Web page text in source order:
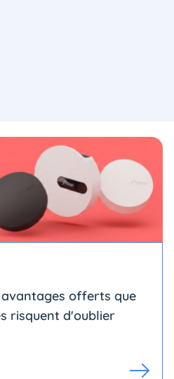
avantages offerts que
risquent d'oublier